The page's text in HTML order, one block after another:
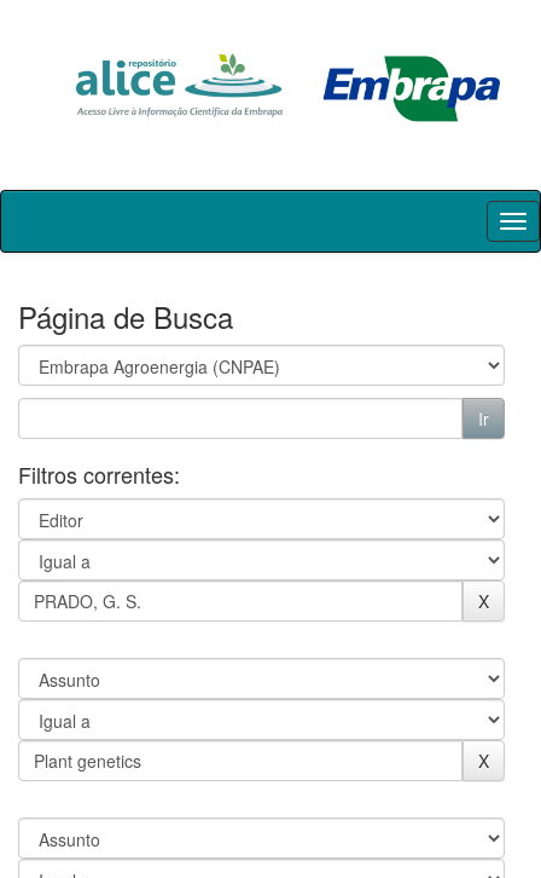
Skip
Página de Busca
Filtros correntes: